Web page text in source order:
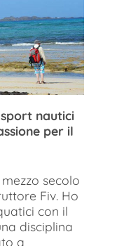
nautici
per il
secolo
Fiv. Ho
con il
disciplina
a